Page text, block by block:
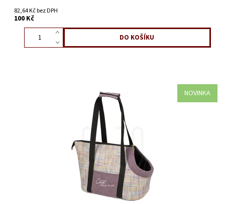
82,64 Kč bez DPH
100 Kč
NOVINKA